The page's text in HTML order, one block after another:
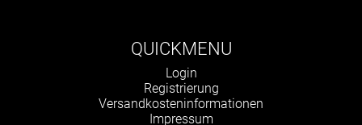
QUICKMENU
Navigation
überspringen
Login
Registrierung
Versandkosteninformationen
Impressum